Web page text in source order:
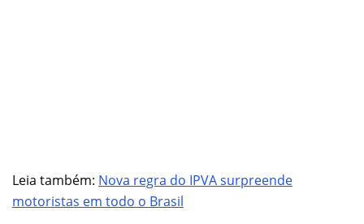
Leia também: Nova regra do IPVA surpreende
motoristas em todo o Brasil